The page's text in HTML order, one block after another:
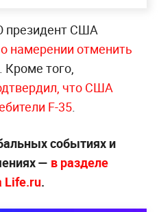
президент США
намерении отменить
. Кроме того,
что США
F-35.
событиях и
— в разделе
Life.ru.